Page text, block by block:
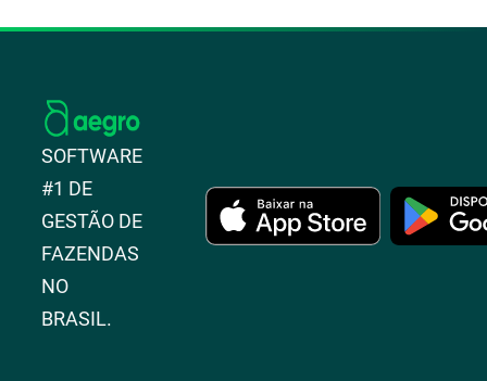
SOFTWARE
#1 DE
GESTÃO DE
FAZENDAS
NO
BRASIL.